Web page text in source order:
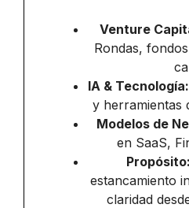
Venture
Rondas,
IA & Tecnología:
y herramientas
Modelos de
en SaaS,
Propósito:
estancamiento
claridad